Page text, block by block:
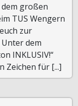
großen
TUS Wengern
zur
dem
INKLUSIV!“
Zeichen für [...]